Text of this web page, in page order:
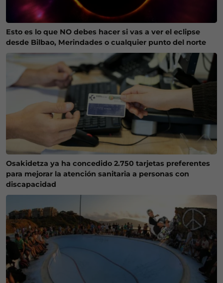
Esto es lo que NO debes hacer si vas a ver el eclipse
desde Bilbao, Merindades o cualquier punto del norte
Osakidetza ya ha concedido 2.750 tarjetas preferentes
para mejorar la atención sanitaria a personas con
discapacidad